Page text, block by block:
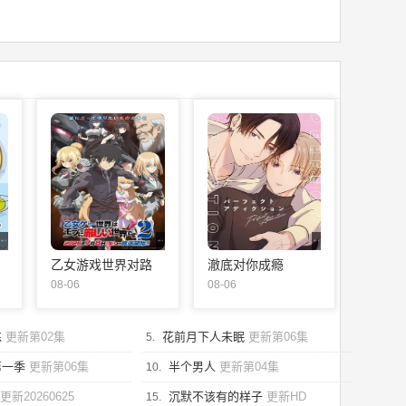
乙女游戏世界对路
人角色很不友好 第
08-06
澈底对你成瘾
08-06
更新第02集 5. 花前月下人未眠 更新第06集
季 更新第06集 10. 半个男人 更新第04集
更新20260625 15. 沉默不该有的样子 更新HD